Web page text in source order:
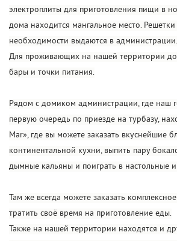
электроплиты для приготовления пищи в
дома находится мангальное место.
необходимости выдаются в администрации.
Для проживающих на нашей территории
бары и точки питания.
Рядом с домиком администрации, где наш
первую очередь по приезде на турбазу,
Mar», где вы можете заказать вкуснейшие
континентальной кухни, выпить пару
дымные кальяны и поиграть в настольные
Там же всегда можете заказать
тратить своё время на приготовление еды.
Также на нашей территории находятся и